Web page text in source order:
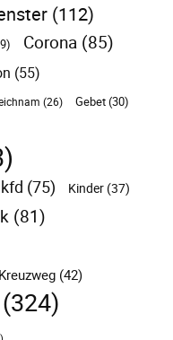
(112)
Corona (85)
(55)
(26) Gebet(30)
kfd (75) Kinder (37)
(81)
Kreuzweg (42)
(324)